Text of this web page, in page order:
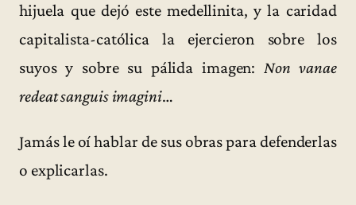
hijuela que dejó este medellinita, y la caridad
capitalista-católica la ejercieron sobre los
suyos y sobre su pálida imagen: Non vanae
redeat sanguis imagini…
Jamás le oí hablar de sus obras para defenderlas
o explicarlas.